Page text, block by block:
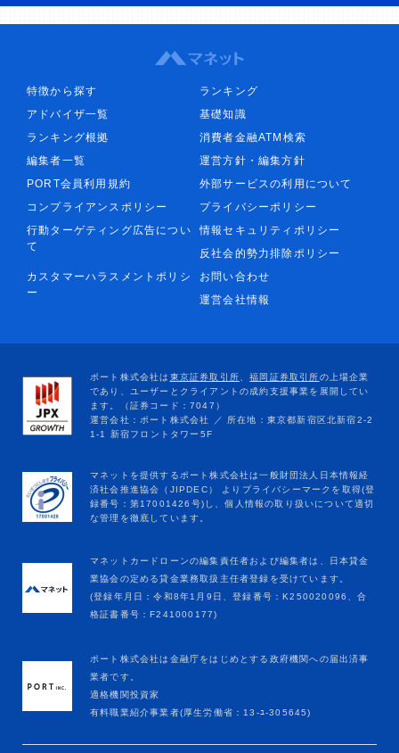
特徴から探す
ランキング
アドバイザ一覧
基礎知識
ランキング根拠
消費者金融ATM検索
編集者一覧
運営方針・編集方針
PORT会員利用規約
外部サービスの利用について
コンプライアンスポリシー
プライバシーポリシー
行動ターゲティング広告につい
て
情報セキュリティポリシー
反社会的勢力排除ポリシー
カスタマーハラスメントポリシ
ー
お問い合わせ
運営会社情報
マネットカードローンの編集責任者および編集者は、日本貸金
業協会の定める貸金業務取扱主任者登録を受けています。
(登録年月日：令和8年1月9日、登録番号：K250020096、合
格証書番号：F241000177)
ポート株式会社は金融庁をはじめとする政府機関への届出済事
業者です。
適格機関投資家
有料職業紹介事業者(厚生労働省：13-ﾕ-305645)